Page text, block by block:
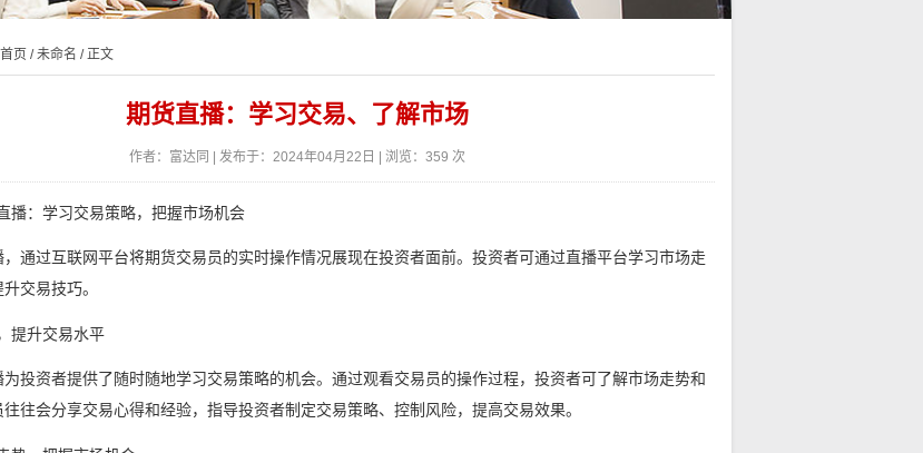
页 /未命名 / 正文
期货直播：学习交易、了解市场
作者：富达同 | 发布于：2024年04月22日 | 浏览：359 次
播：学习交易策略，把握市场机会
通过互联网平台将期货交易员的实时操作情况展现在投资者面前。投资者可通过直播平台学习市场走
交易技巧。
提升交易水平
投资者提供了随时随地学习交易策略的机会。通过观看交易员的操作过程，投资者可了解市场走势和
往会分享交易心得和经验，指导投资者制定交易策略、控制风险，提高交易效果。